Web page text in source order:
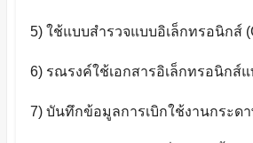
5) ใช้แบบสำรวจแบบอิเล็กทรอนิกส์ (
6) รณรงค์ใช้เอกสารอิเล็กทรอนิกส์
7) บันทึกข้อมูลการเบิกใช้งานกระด